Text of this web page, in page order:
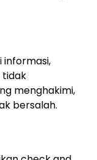
informasi,
menghakimi,
bersalah.